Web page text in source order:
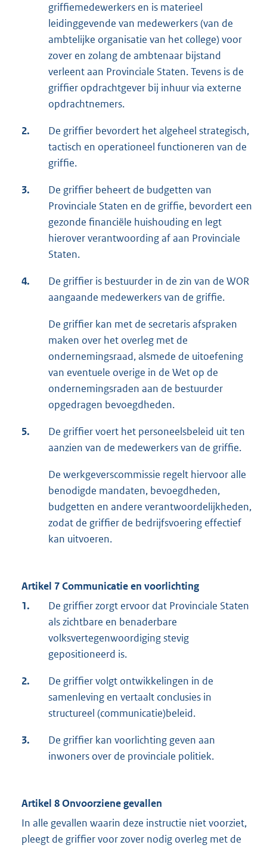
griffiemedewerkers en is materieel
leidinggevende van medewerkers (van de
ambtelijke organisatie van het college) voor
zover en zolang de ambtenaar bijstand
verleent aan Provinciale Staten. Tevens is de
griffier opdrachtgever bij inhuur via externe
opdrachtnemers.
2.
De griffier bevordert het algeheel strategisch,
tactisch en operationeel functioneren van de
griffie.
3.
De griffier beheert de budgetten van
Provinciale Staten en de griffie, bevordert een
gezonde financiële huishouding en legt
hierover verantwoording af aan Provinciale
Staten.
4.
De griffier is bestuurder in de zin van de WOR
aangaande medewerkers van de griffie.
De griffier kan met de secretaris afspraken
maken over het overleg met de
ondernemingsraad, alsmede de uitoefening
van eventuele overige in de Wet op de
ondernemingsraden aan de bestuurder
opgedragen bevoegdheden.
5.
De griffier voert het personeelsbeleid uit ten
aanzien van de medewerkers van de griffie.
De werkgeverscommissie regelt hiervoor alle
benodigde mandaten, bevoegdheden,
budgetten en andere verantwoordelijkheden,
zodat de griffier de bedrijfsvoering effectief
kan uitvoeren.
Artikel 7 Communicatie en voorlichting
1.
De griffier zorgt ervoor dat Provinciale Staten
als zichtbare en benaderbare
volksvertegenwoordiging stevig
gepositioneerd is.
2.
De griffier volgt ontwikkelingen in de
samenleving en vertaalt conclusies in
structureel (communicatie)beleid.
3.
De griffier kan voorlichting geven aan
inwoners over de provinciale politiek.
Artikel 8 Onvoorziene gevallen
In alle gevallen waarin deze instructie niet voorziet,
pleegt de griffier voor zover nodig overleg met de